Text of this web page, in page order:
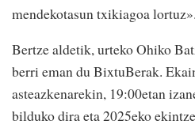
mendekotasun txikiagoa lortuz».
Bertze aldetik, urteko Ohiko
berri eman du BixtuBerak.
asteazkenarekin, 19:00etan
bilduko dira eta 2025eko